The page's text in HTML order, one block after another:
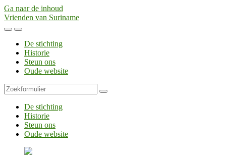
Ga naar de inhoud
Vrienden van Suriname
Toggle
mobiele
menu
Toggle
het
zoekveld
De stichting
Historie
Steun ons
Oude website
Zoeken
De stichting
Historie
Steun ons
Oude website